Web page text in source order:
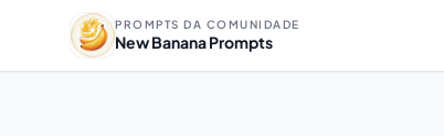
PROMPTS DA COMUNIDADE
New Banana Prompts